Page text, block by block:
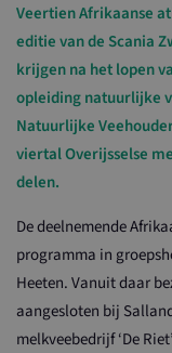
Veertien Afrikaanse
editie van de Scania
krijgen na het lopen
opleiding natuurlijke
Natuurlijke
viertal Overijsselse
delen.
De deelnemende
programma in
Heeten. Vanuit daar
aangesloten bij
melkveebedrijf ‘De